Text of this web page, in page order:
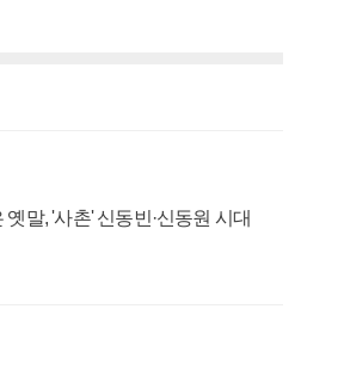
말, '사촌' 신동빈·신동원 시대